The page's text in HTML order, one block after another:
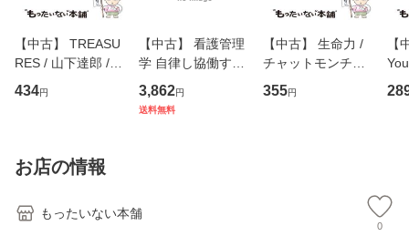
【中古】 TREASU
RES / 山下達郎 /
イーストウエス
ト・ジャパン [CD]
434円
【中古】 看護管理
学 自律し協働する
専門職の看護マネ
ジメントスキル 改
3,862円
送料無料
【中古】 生命力 /
チャットモンチー /
キューンレコード
[CD]【メール便送
355円
【
のが
お店の情報
もったいない本舗
0